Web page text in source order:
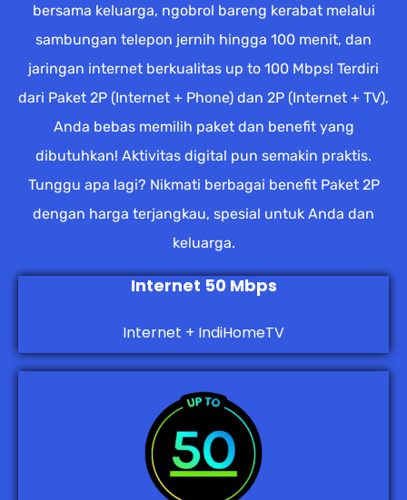
bersama keluarga, ngobrol bareng kerabat melalui
sambungan telepon jernih hingga 100 menit, dan
jaringan internet berkualitas up to 100 Mbps! Terdiri
dari Paket 2P (Internet + Phone) dan 2P (Internet + TV),
Anda bebas memilih paket dan benefit yang
dibutuhkan! Aktivitas digital pun semakin praktis.
Tunggu apa lagi? Nikmati berbagai benefit Paket 2P
dengan harga terjangkau, spesial untuk Anda dan
keluarga.
Internet 50 Mbps
Internet + IndiHomeTV